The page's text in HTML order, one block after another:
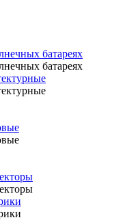
батареях
батареях